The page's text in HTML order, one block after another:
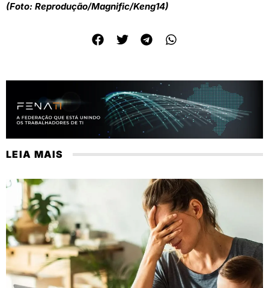
(Foto: Reprodução/Magnific/Keng14)
LEIA MAIS